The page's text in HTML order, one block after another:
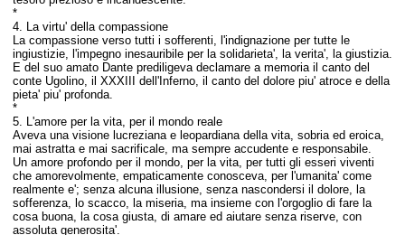
*
4. La virtu' della compassione
La compassione verso tutti i sofferenti, l'indignazione per tutte le
ingiustizie, l'impegno inesauribile per la solidarieta', la verita', la giustizia.
E del suo amato Dante prediligeva declamare a memoria il canto del
conte Ugolino, il XXXIII dell'Inferno, il canto del dolore piu' atroce e della
pieta' piu' profonda.
*
5. L'amore per la vita, per il mondo reale
Aveva una visione lucreziana e leopardiana della vita, sobria ed eroica,
mai astratta e mai sacrificale, ma sempre accudente e responsabile.
Un amore profondo per il mondo, per la vita, per tutti gli esseri viventi
che amorevolmente, empaticamente conosceva, per l'umanita' come
realmente e'; senza alcuna illusione, senza nascondersi il dolore, la
sofferenza, lo scacco, la miseria, ma insieme con l'orgoglio di fare la
cosa buona, la cosa giusta, di amare ed aiutare senza riserve, con
assoluta generosita'.